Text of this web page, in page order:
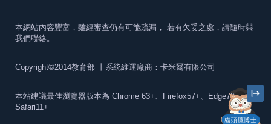
貓頭鷹博士
本網站內容豐富，雖經審查仍有可能疏漏， 若有欠妥之處，請隨時與
我們聯絡。
Copyright©2014教育部 丨系統維運廠商：卡米爾有限公司
本站建議最佳瀏覽器版本為 Chrome 63+、Firefox57+、Edge79+及
Safari11+